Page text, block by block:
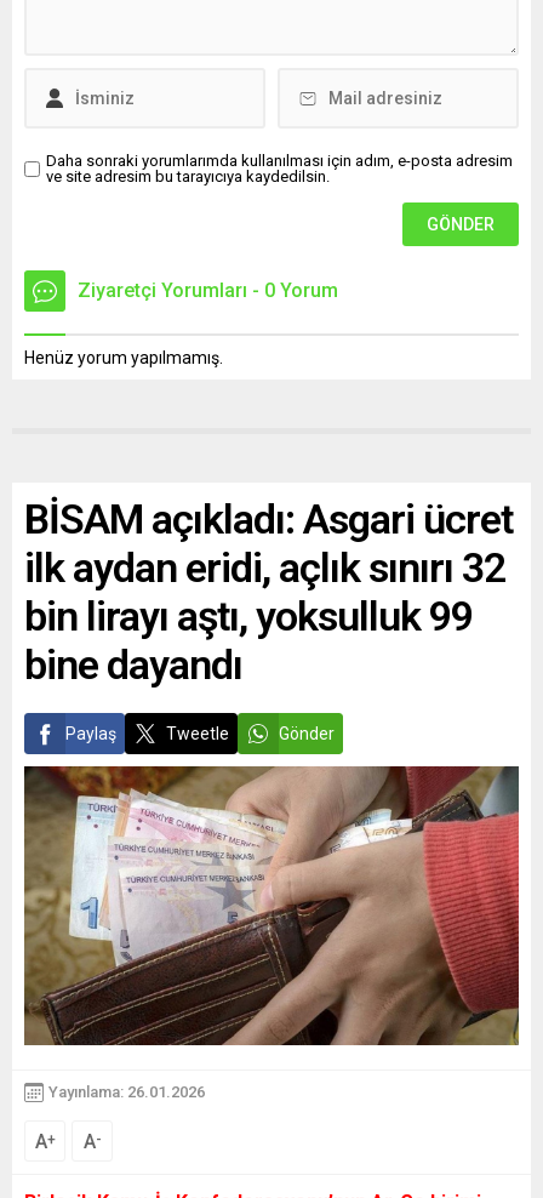
Daha sonraki yorumlarımda kullanılması için adım, e-posta adresim
ve site adresim bu tarayıcıya kaydedilsin.
Ziyaretçi Yorumları - 0 Yorum
Henüz yorum yapılmamış.
BİSAM açıkladı: Asgari ücret
ilk aydan eridi, açlık sınırı 32
bin lirayı aştı, yoksulluk 99
bine dayandı
Paylaş Tweetle Gönder
Yayınlama: 26.01.2026
A+ A-